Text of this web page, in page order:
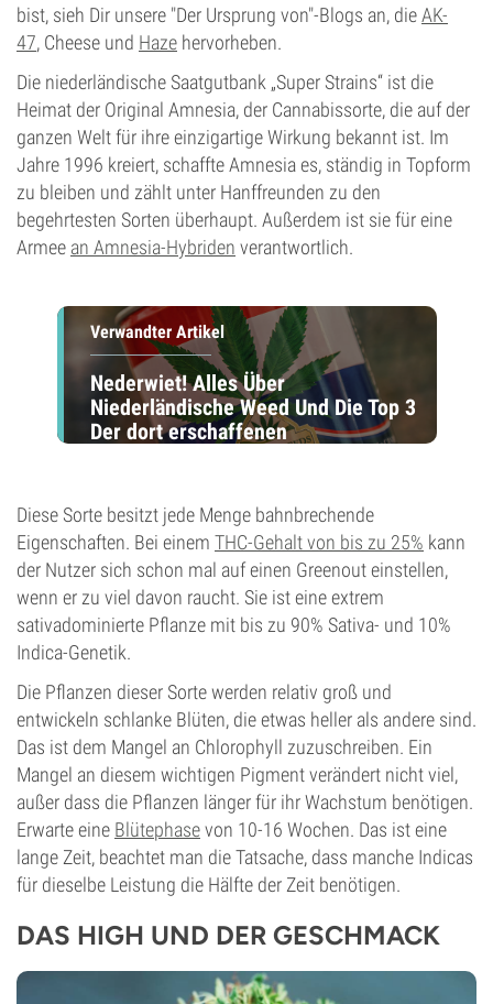
bist, sieh Dir unsere "Der Ursprung von"-Blogs an, dieAK-
47, Cheese und Haze hervorheben.
Die niederländische Saatgutbank „Super Strains“ ist die
Heimat der Original Amnesia, der Cannabissorte, die auf der
ganzen Welt für ihre einzigartige Wirkung bekannt ist. Im
Jahre 1996 kreiert, schaffte Amnesia es, ständig in Topform
zu bleiben und zählt unter Hanffreunden zu den
begehrtesten Sorten überhaupt. Außerdem ist sie für eine
Armee an Amnesia-Hybriden verantwortlich.
Verwandter Artikel
Nederwiet! Alles Über
Niederländische Weed Und Die Top 3
Der dort erschaffenen
Diese Sorte besitzt jede Menge bahnbrechende
Eigenschaften. Bei einem THC-Gehalt von bis zu 25% kann
der Nutzer sich schon mal auf einen Greenout einstellen,
wenn er zu viel davon raucht. Sie ist eine extrem
sativadominierte Pflanze mit bis zu 90% Sativa- und 10%
Indica-Genetik.
Die Pflanzen dieser Sorte werden relativ groß und
entwickeln schlanke Blüten, die etwas heller als andere sind.
Das ist dem Mangel an Chlorophyll zuzuschreiben. Ein
Mangel an diesem wichtigen Pigment verändert nicht viel,
außer dass die Pflanzen länger für ihr Wachstum benötigen.
Erwarte eine Blütephasevon 10-16 Wochen. Das ist eine
lange Zeit, beachtet man die Tatsache, dass manche Indicas
für dieselbe Leistung die Hälfte der Zeit benötigen.
DAS HIGH UND DER GESCHMACK